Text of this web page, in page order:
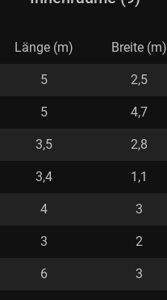
Länge (m) Breite (m)
5 2,5
5 4,7
3,5 2,8
3,4 1,1
4 3
3 2
6 3